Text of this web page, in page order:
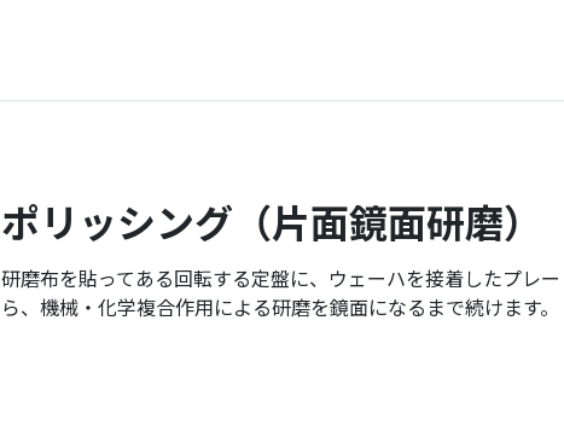
ポリッシング （片面鏡面研磨）
研磨布を貼ってある回転する定盤に、ウェーハを接着したプレ
ら、機械・化学複合作用による研磨を鏡面になるまで続けます。